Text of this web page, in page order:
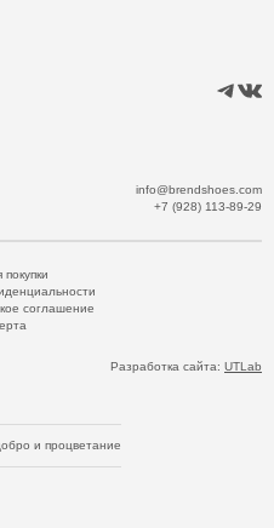
info@brendshoes.com
+7 (928) 113-89-29
покупки
соглашение
Разработка сайта: UTLab
и процветание